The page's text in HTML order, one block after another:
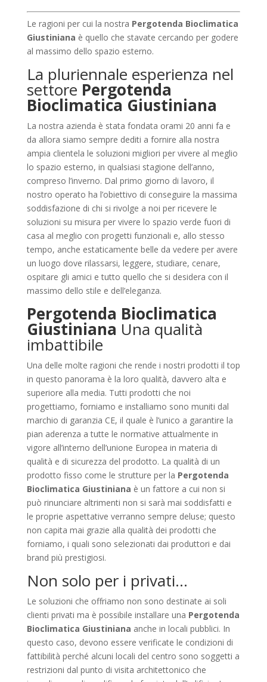
Le ragioni per cui la nostra Pergotenda Bioclimatica
Giustiniana è quello che stavate cercando per godere
al massimo dello spazio esterno.
La pluriennale esperienza nel
settore Pergotenda
Bioclimatica Giustiniana
La nostra azienda è stata fondata orami 20 anni fa e
da allora siamo sempre dediti a fornire alla nostra
ampia clientela le soluzioni migliori per vivere al meglio
lo spazio esterno, in qualsiasi stagione dell’anno,
compreso l’inverno. Dal primo giorno di lavoro, il
nostro operato ha l’obiettivo di conseguire la massima
soddisfazione di chi si rivolge a noi per ricevere le
soluzioni su misura per vivere lo spazio verde fuori di
casa al meglio con progetti funzionali e, allo stesso
tempo, anche estaticamente belle da vedere per avere
un luogo dove rilassarsi, leggere, studiare, cenare,
ospitare gli amici e tutto quello che si desidera con il
massimo dello stile e dell’eleganza.
Pergotenda Bioclimatica
Giustiniana Una qualità
imbattibile
Una delle molte ragioni che rende i nostri prodotti il top
in questo panorama è la loro qualità, davvero alta e
superiore alla media. Tutti prodotti che noi
progettiamo, forniamo e installiamo sono muniti dal
marchio di garanzia CE, il quale è l’unico a garantire la
pian aderenza a tutte le normative attualmente in
vigore all’interno dell’unione Europea in materia di
qualità e di sicurezza del prodotto. La qualità di un
prodotto fisso come le strutture per la Pergotenda
Bioclimatica Giustiniana è un fattore a cui non si
può rinunciare altrimenti non si sarà mai soddisfatti e
le proprie aspettative verranno sempre deluse; questo
non capita mai grazie alla qualità dei prodotti che
forniamo, i quali sono selezionati dai produttori e dai
brand più prestigiosi.
Non solo per i privati…
Le soluzioni che offriamo non sono destinate ai soli
clienti privati ma è possibile installare una Pergotenda
Bioclimatica Giustiniana anche in locali pubblici. In
questo caso, devono essere verificate le condizioni di
fattibilità perché alcuni locali del centro sono soggetti a
restrizioni dal punto di visita architettonico che